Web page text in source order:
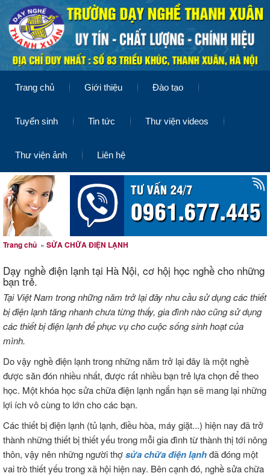
Trang chủ Giới thiệu Đào tạo
Tuyển sinh Tin tức Thư viện videos
Thư viện ảnh Liên hệ
Trang chủ » SỬA CHỮA ĐIỆN LẠNH
Dạy nghề điện lạnh tại Hà Nội, cơ hộị học nghề cho những
bạn trẻ.
Tại Việt Nam trong những năm trở lại đây nhu cầu sử dụng các thiết
bị điện lạnh tăng nhanh chưa từng thấy, gia đình nào cũng sử dụng
các thiết bị điện lạnh để phục vụ cho cuộc sống sinh hoạt của
mình.
Do vậy nghề điện lạnh trong những năm trở lại đây là một nghề
được săn đón nhiều nhất, được rất nhiều bạn trẻ lựa chọn để theo
học. Một khóa học sửa chữa điện lạnh ngắn hạn sẽ mang lại những
lợi ích vô cùng to lớn cho các bạn.
Các thiết bị điện lạnh (tủ lạnh, điều hòa, máy giặt...) hiện nay đã trở
thành những thiết bị thiết yếu trong mỗi gia đình từ thành thị tới nông
thôn, vậy nên những người thợsửa chữa điện lạnhđã đóng một
vai trò thiết yếu trong xã hội hiện nay. Bên cạnh đó, nghề sửa chữa